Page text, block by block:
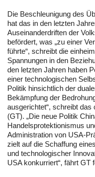
Die Beschleunigung des
hat das in den letzten
Auseinanderdriften der
befördert, was „zu einer
führte“, schreibt die
Spannungen in den
den letzten Jahren haben
einer technologischen
Politik hinsichtlich der
Bekämpfung der
ausgerichtet“, schreibt das
(GT). „Die neue Politik
Handelsprotektionismus
Administration von USA-
zielt auf die Schaffung
und technologischer
USA konkurriert“, fährt GT